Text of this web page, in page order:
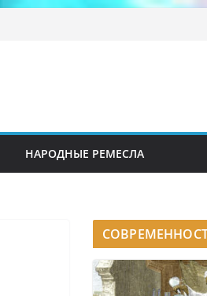
НАРОДНЫЕ РЕМЕСЛА